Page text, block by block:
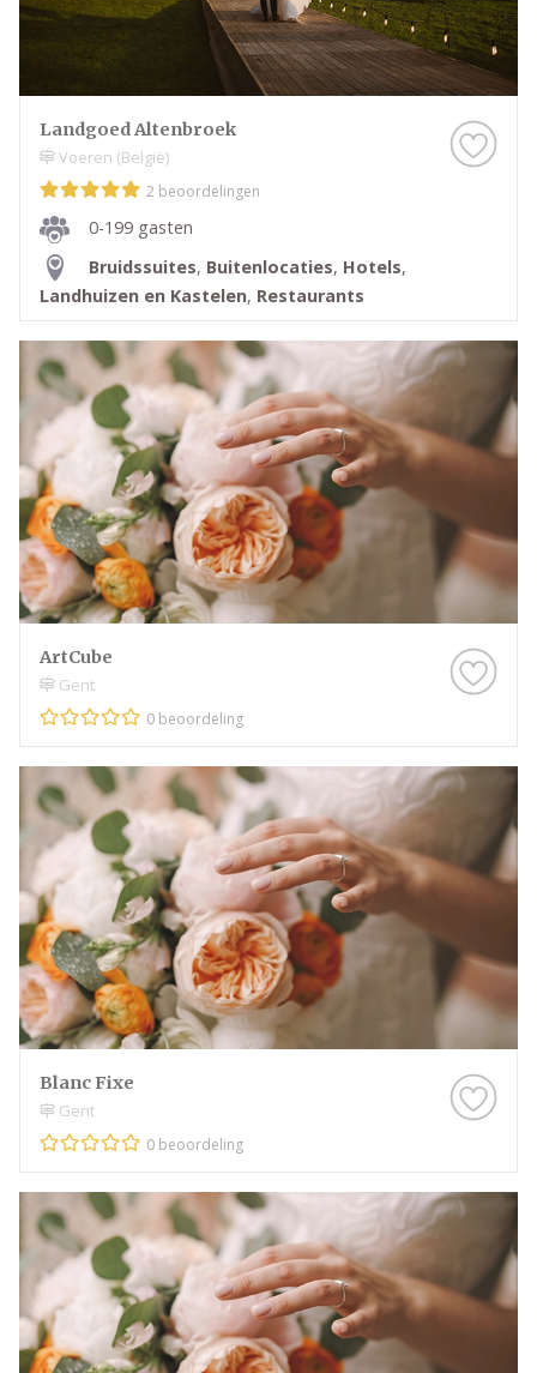
Landgoed Altenbroek
Voeren (België)
2 beoordelingen
0-199 gasten
Bruidssuites, Buitenlocaties, Hotels,
Landhuizen en Kastelen, Restaurants
ArtCube
Gent
0 beoordeling
Blanc Fixe
Gent
0 beoordeling